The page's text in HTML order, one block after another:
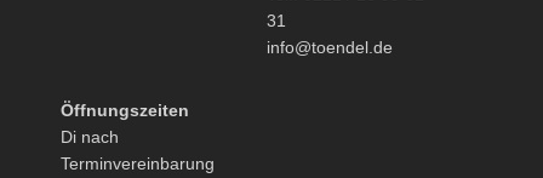
31
info@toendel.de
Öffnungszeiten
Di nach
Terminvereinbarung